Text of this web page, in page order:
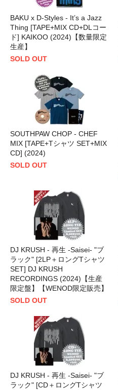
BAKU x D-Styles - It’s a Jazz
Thing [TAPE+MIX CD+DLコー
ド] KAIKOO (2024)【数量限定
生産】
SOLD OUT
SOUTHPAW CHOP - CHEF
MIX [TAPE+Tシャツ SET+MIX
CD] (2024)
SOLD OUT
DJ KRUSH - 再生 -Saisei- "ブ
ラック" [2LP＋ロングTシャツ
SET] DJ KRUSH
RECORDINGS (2024)【生産
限定盤】【WENOD限定販売】
SOLD OUT
DJ KRUSH - 再生 -Saisei- "ブ
ラック" [CD＋ロングTシャツ